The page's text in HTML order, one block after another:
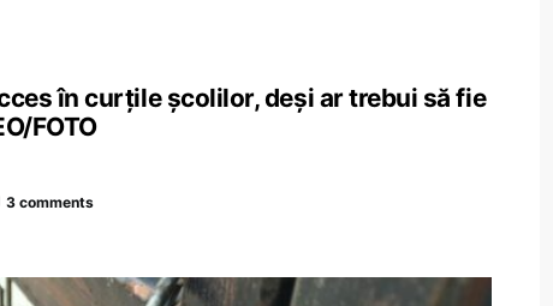
în curțile școlilor, deși ar trebui să fie
FOTO
3 comments